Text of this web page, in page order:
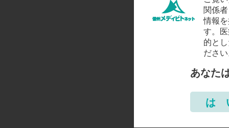
関係
情報
す。
的と
ださ
あなた
は